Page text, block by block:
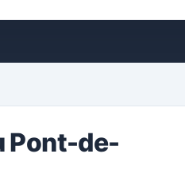
Pont-de-